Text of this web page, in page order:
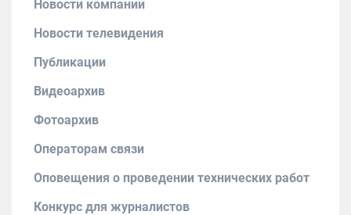
Новости компании
Новости телевидения
Публикации
Видеоархив
Фотоархив
Операторам связи
Оповещения о проведении технических работ
Конкурс для журналистов